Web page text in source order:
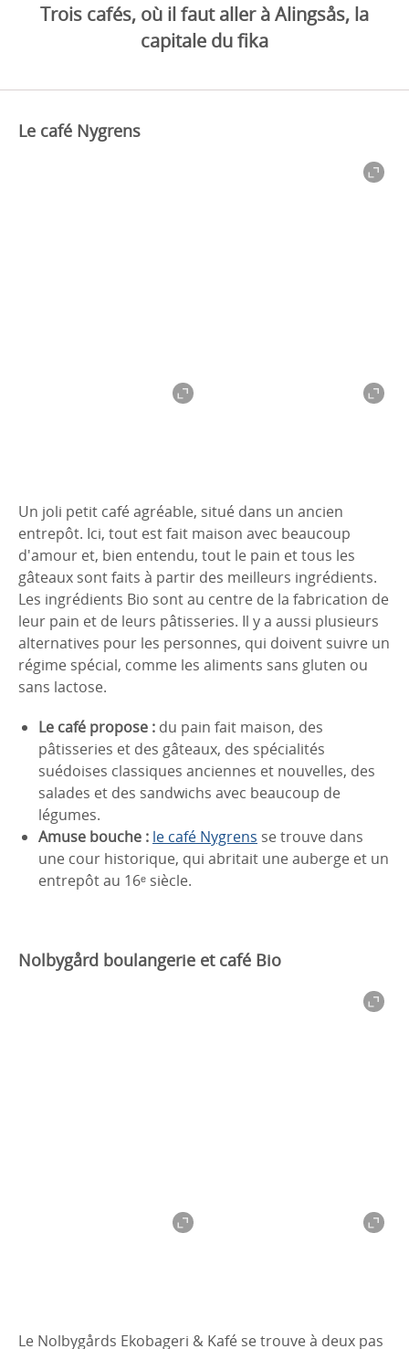
Trois cafés, où il faut aller à Alingsås, la
capitale du fika
Le café Nygrens
Un joli petit café agréable, situé dans un ancien
entrepôt. Ici, tout est fait maison avec beaucoup
d'amour et, bien entendu, tout le pain et tous les
gâteaux sont faits à partir des meilleurs ingrédients.
Les ingrédients Bio sont au centre de la fabrication de
leur pain et de leurs pâtisseries. Il y a aussi plusieurs
alternatives pour les personnes, qui doivent suivre un
régime spécial, comme les aliments sans gluten ou
sans lactose.
Le café propose : du pain fait maison, des
pâtisseries et des gâteaux, des spécialités
suédoises classiques anciennes et nouvelles, des
salades et des sandwichs avec beaucoup de
légumes.
Amuse bouche : le café Nygrens se trouve dans
une cour historique, qui abritait une auberge et un
entrepôt au 16ᵉ siècle.
Nolbygård boulangerie et café Bio
Le Nolbygårds Ekobageri & Kafé se trouve à deux pas